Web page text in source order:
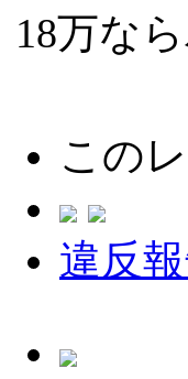
18万な
この
違反